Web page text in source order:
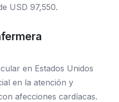
USD 97,550.
en Estados Unidos
en la atención y
afecciones cardíacas.